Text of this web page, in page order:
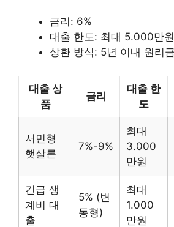
금리: 6%
대출 한도: 최대 5.000만원
상환 방식: 5년 이내 원리
대출 상
품
금리
대출 한
도
서민형
햇살론
7%-9%
최대
3.000
만원
긴급 생
계비 대
출
5% (변
동형)
최대
1.000
만원